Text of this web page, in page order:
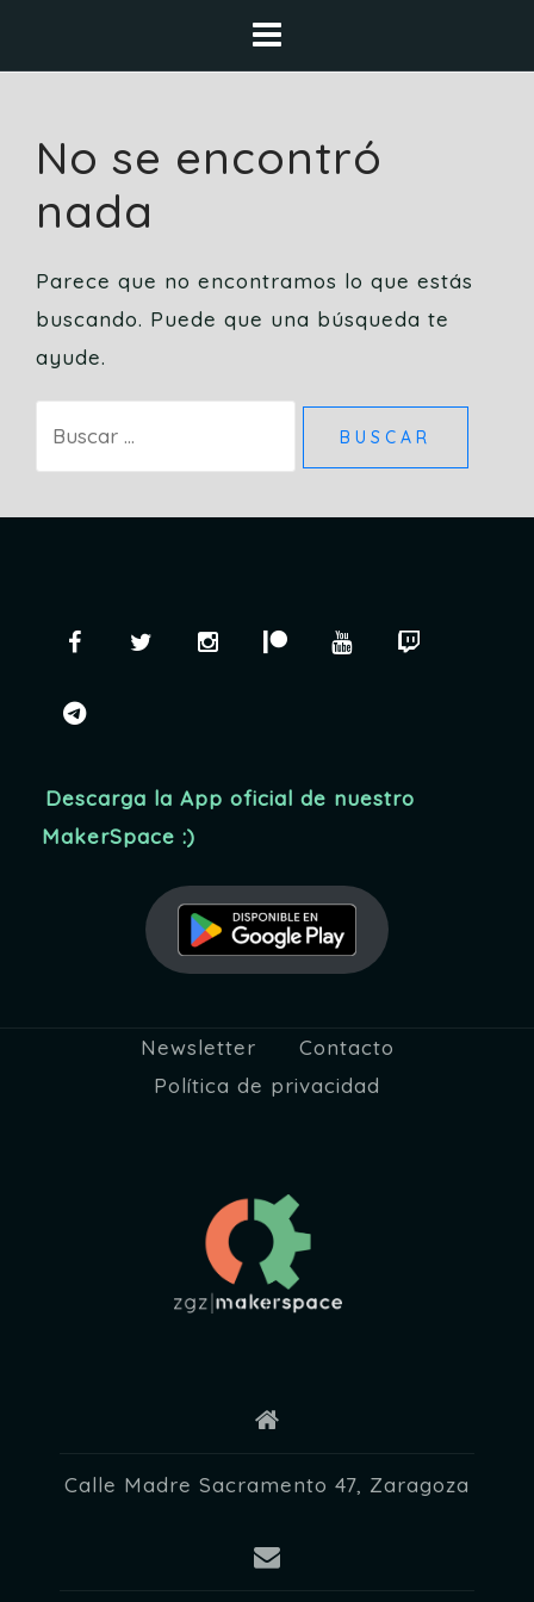
No se encontró
nada
Parece que no encontramos lo que estás
buscando. Puede que una búsqueda te
ayude.
FacebookTwitter InstagramPatreonYouTube
telegram
Descarga la App oficial de nuestro
MakerSpace :)
Newsletter
Contacto
Política de privacidad
Calle Madre Sacramento 47, Zaragoza